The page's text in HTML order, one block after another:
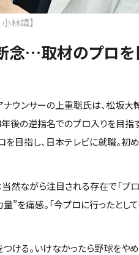
林靖】
念…取材のプロを
ウンサーの上重聡氏は、松坂大
後の逆指名でのプロ入りを目
を目指し、日本テレビに就職。
然ながら注目される存在で「プ
”を痛感。「今プロに行ったとし
る。いけなかったら野球をや